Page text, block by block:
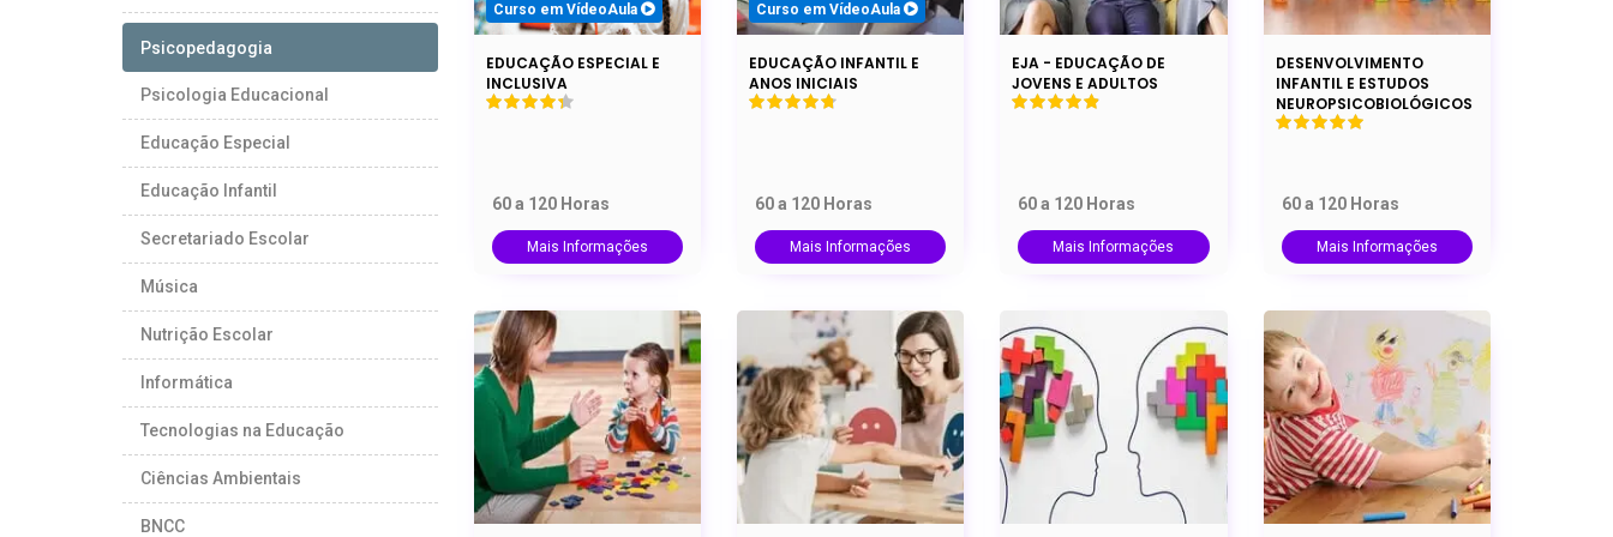
Curso em VídeoAula
EDUCAÇÃO ESPECIAL E
INCLUSIVA
60 a 120 Horas
Mais Informações
Curso em VídeoAula
EDUCAÇÃO INFANTIL E
ANOS INICIAIS
60 a 120 Horas
Mais Informações
EJA - EDUCAÇÃO DE
JOVENS E ADULTOS
60 a 120 Horas
Mais Informações
DESENVOLVIMENTO
INFANTIL E ESTUDOS
NEUROPSICOBIOLÓGICOS
60 a 120 Horas
Mais Informações
Psicopedagogia
Psicologia Educacional
Educação Especial
Educação Infantil
Secretariado Escolar
Música
Nutrição Escolar
Informática
Tecnologias na Educação
Ciências Ambientais
BNCC